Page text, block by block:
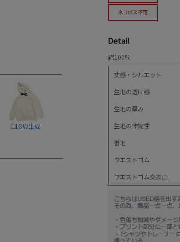
11OW生成
Detail
綿100%
丈感・シルエット
生地の透け感
生地の厚み
生地の伸縮性
裏地
ウエストゴム
ウエストゴム交換口